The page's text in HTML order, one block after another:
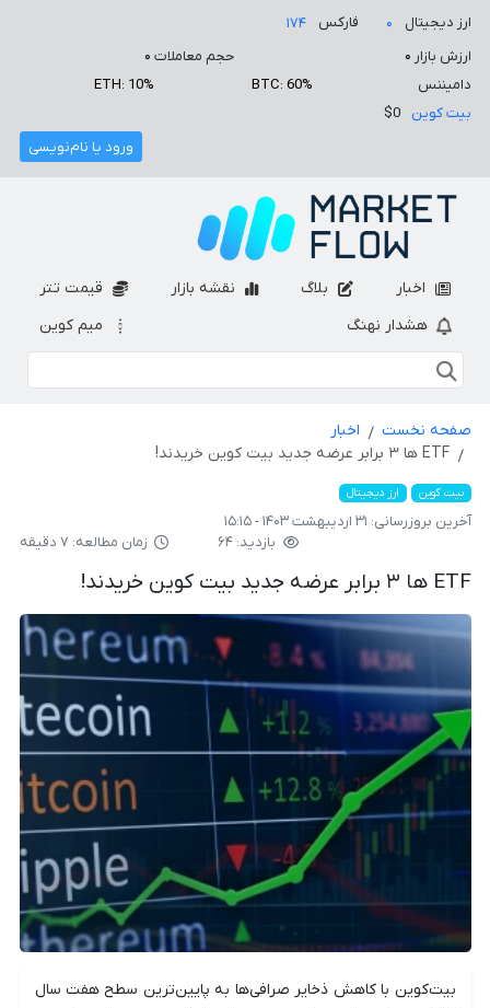
ارز دیجیتال ۰ فارکس
۱۷۴
ارزش بازار ۰ حجم معاملات ۰
دامیننس
BTC: 60%
ETH: 10%
بیت کوین
$0
ورود یا نام‌نویسی
اخبار بلاگ نقشه بازار
قیمت تتر
هشدار نهنگ
میم کوین
صفحه نخست
اخبار
ETF ها ۳ برابر عرضه جدید بیت کوین خریدند!
بیت کوین ارز دیجیتال
آخرین بروزرسانی: ۳۱ اردیبهشت ۱۴۰۳ - ۱۵:۱۵
بازدید: ۶۴
زمان مطالعه: ۷ دقیقه
ETF ها ۳ برابر عرضه جدید بیت کوین خریدند!
بیت‌کوین با کاهش ذخایر صرافی‌ها به پایین‌ترین سطح هفت سال